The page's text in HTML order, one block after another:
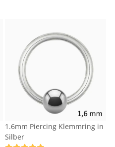
1.6mm Piercing Klemmring in
Silber